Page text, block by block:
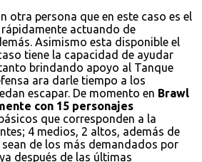
otra persona que en este caso es el
actuando de
Asimismo esta disponible el
tiene la capacidad de ayudar
brindando apoyo al Tanque
ara darle tiempo a los
escapar. De momento en Brawl
con 15 personajes
que corresponden a la
4 medios, 2 altos, además de
de los más demandados por
después de las últimas